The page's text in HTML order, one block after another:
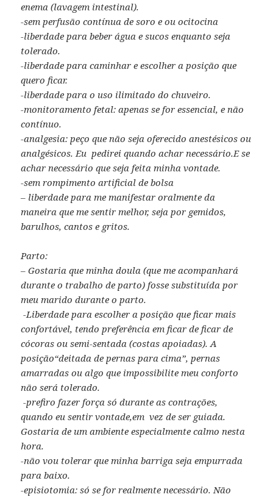
enema (lavagem intestinal).
-sem perfusão contínua de soro e ou ocitocina
-liberdade para beber água e sucos enquanto seja
tolerado.
-liberdade para caminhar e escolher a posição que
quero ficar.
-liberdade para o uso ilimitado do chuveiro.
-monitoramento fetal: apenas se for essencial, e não
contínuo.
-analgesia: peço que não seja oferecido anestésicos ou
analgésicos. Eu pedirei quando achar necessário.E se
achar necessário que seja feita minha vontade.
-sem rompimento artificial de bolsa
– liberdade para me manifestar oralmente da
maneira que me sentir melhor, seja por gemidos,
barulhos, cantos e gritos.
Parto:
– Gostaria que minha doula (que me acompanhará
durante o trabalho de parto) fosse substituída por
meu marido durante o parto.
-Liberdade para escolher a posição que ficar mais
confortável, tendo preferência em ficar de ficar de
cócoras ou semi-sentada (costas apoiadas). A
posição“deitada de pernas para cima”, pernas
amarradas ou algo que impossibilite meu conforto
não será tolerado.
-prefiro fazer força só durante as contrações,
quando eu sentir vontade,em vez de ser guiada.
Gostaria de um ambiente especialmente calmo nesta
hora.
-não vou tolerar que minha barriga seja empurrada
para baixo.
-episiotomia: só se for realmente necessário. Não